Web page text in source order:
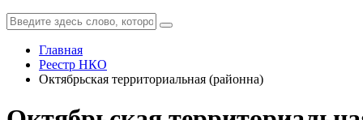
Главная
Реестр НКО
Октябрьская территориальная (районна)